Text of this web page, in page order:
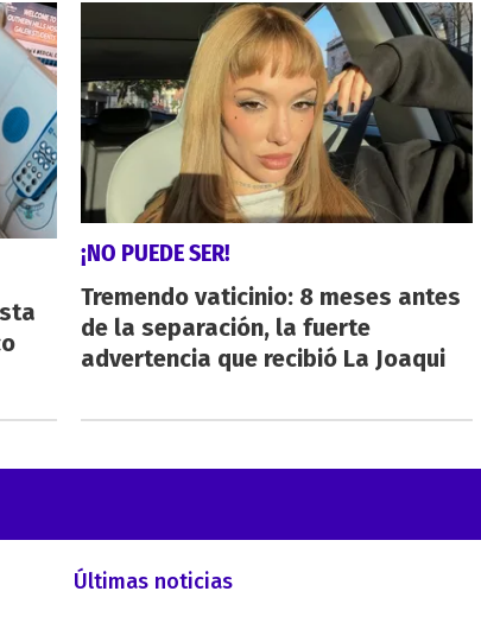
¡NO PUEDE SER!
Tremendo vaticinio: 8 meses antes
de la separación, la fuerte
advertencia que recibió La Joaqui
Últimas noticias